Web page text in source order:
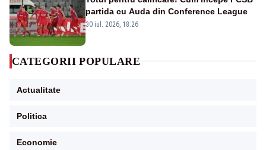
partida cu Auda din Conference League
30 iul. 2026, 18:26
CATEGORII POPULARE
Actualitate
Politica
Economie